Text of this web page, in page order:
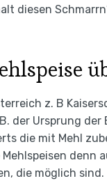
diesen
z. B
der Ursprung
die mit Mehl
denn
die möglich sind.